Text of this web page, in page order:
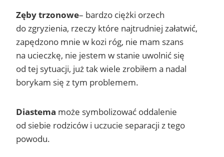
Zęby trzonowe– bardzo ciężki orzech
do zgryzienia, rzeczy które najtrudniej załatwić,
zapędzono mnie w kozi róg, nie mam szans
na ucieczkę, nie jestem w stanie uwolnić się
od tej sytuacji, już tak wiele zrobiłem a nadal
borykam się z tym problemem.
Diastema może symbolizować oddalenie
od siebie rodziców i uczucie separacji z tego
powodu.